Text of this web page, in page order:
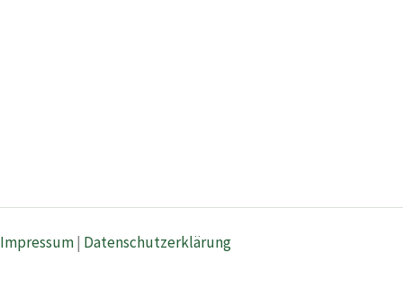
Impressum| Datenschutzerklärung